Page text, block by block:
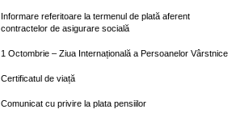
Informare referitoare la termenul de plată aferent
contractelor de asigurare socială
1 Octombrie – Ziua Internațională a Persoanelor Vârstnice
Certificatul de viață
Comunicat cu privire la plata pensiilor